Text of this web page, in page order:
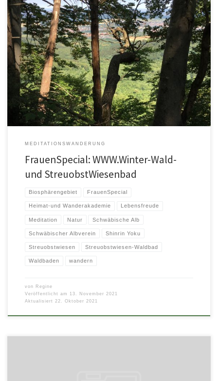
Waldbaden bedeutet nicht Schwimmen, sondern „Eintauchen“ in die
Atmosphäre des Waldes und „Eintauchen“ in die Atmosphäre der
Streuobstwiesen. Bei einem […]
MEDITATIONSWANDERUNG
FrauenSpecial: WWW.Winter-Wald-
und StreuobstWiesenbad
Biosphärengebiet FrauenSpecial
Heimat-und Wanderakademie Lebensfreude
Meditation Natur Schwäbische Alb
Schwäbischer Albverein Shinrin Yoku
Streuobstwiesen Streuobstwiesen-Waldbad
Waldbaden wandern
von Regine
Veröffentlicht am
13. November 2021
Aktualisiert 22. Oktober 2021